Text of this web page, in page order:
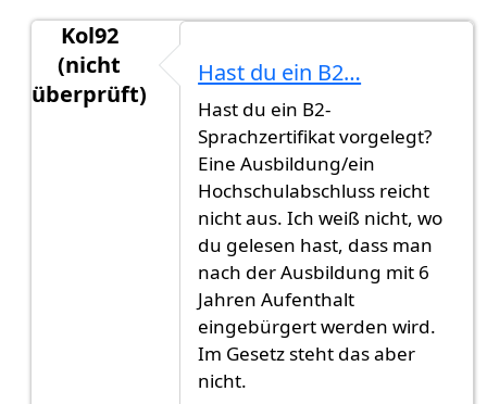
Kol92
(nicht
überprüft)
Ich brauche eure Hilfe
Hast du ein B2…
Hast du ein B2-
Sprachzertifikat vorgelegt?
Eine Ausbildung/ein
Hochschulabschluss reicht
nicht aus. Ich weiß nicht, wo
du gelesen hast, dass man
nach der Ausbildung mit 6
Jahren Aufenthalt
eingebürgert werden wird.
Im Gesetz steht das aber
nicht.